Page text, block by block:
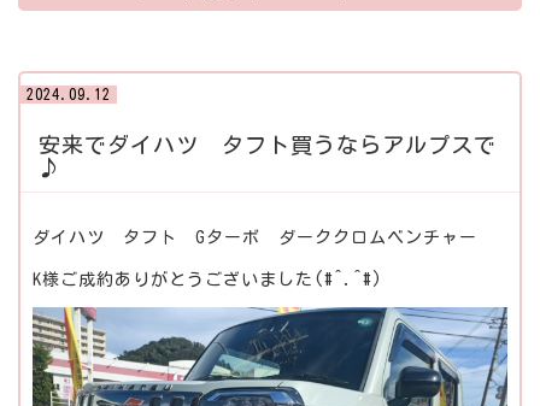
2024.09.12
安来でダイハツ タフト買うならアルプスで
♪
ダイハツ タフト Gターボ ダーククロムベンチャー
K様ご成約ありがとうございました(#^.^#)